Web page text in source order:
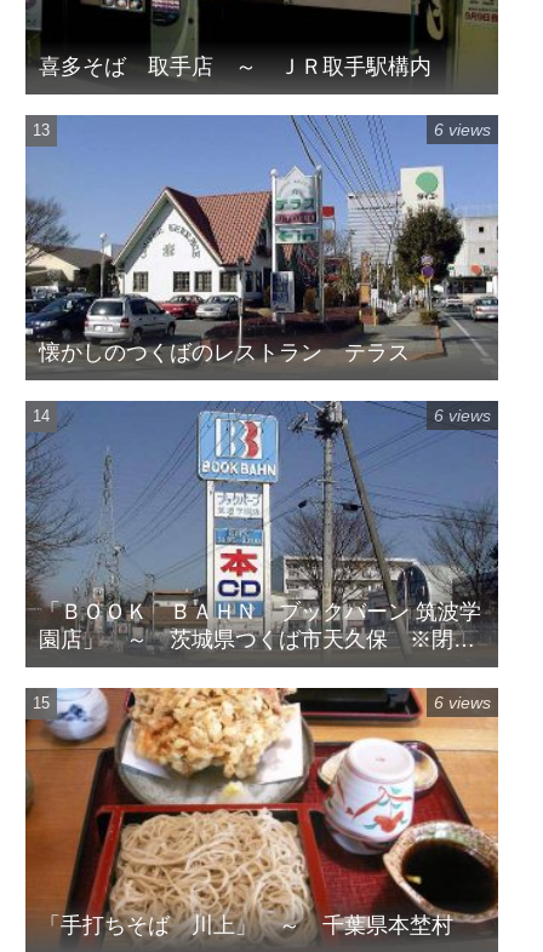
喜多そば 取手店 ～ ＪＲ取手駅構内
懐かしのつくばのレストラン テラス
6 views
「ＢＯＯＫ ＢＡＨＮ ブックバーン 筑波学
園店」 ～ 茨城県つくば市天久保 ※閉店
してます
6 views
「手打ちそば 川上」 ～ 千葉県本埜村
6 views